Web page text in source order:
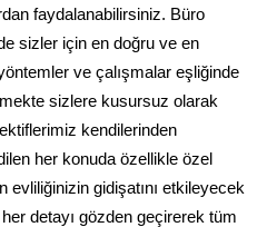
faydalanabilirsiniz. Büro
sizler için en doğru ve en
ve çalışmalar eşliğinde
sizlere kusursuz olarak
kendilerinden
her konuda özellikle özel
evliliğinizin gidişatını etkileyecek
detayı gözden geçirerek tüm